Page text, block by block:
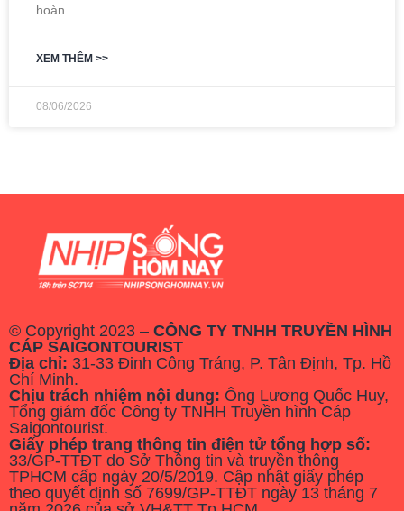
hoàn
XEM THÊM >>
08/06/2026
© Copyright 2023 – CÔNG TY TNHH TRUYỀN HÌNH
CÁP SAIGONTOURIST
Địa chỉ: 31-33 Đinh Công Tráng, P. Tân Định, Tp. Hồ
Chí Minh.
Chịu trách nhiệm nội dung: Ông Lương Quốc Huy,
Tổng giám đốc Công ty TNHH Truyền hình Cáp
Saigontourist.
Giấy phép trang thông tin điện tử tổng hợp số:
33/GP-TTĐT do Sở Thông tin và truyền thông
TPHCM cấp ngày 20/5/2019. Cập nhật giấy phép
theo quyết định số 7699/GP-TTĐT ngày 13 tháng 7